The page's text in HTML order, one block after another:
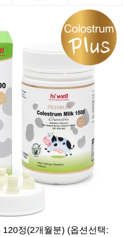
정(2개월분) (옵션선택: